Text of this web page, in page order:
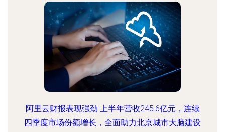
阿里云财报表现强劲 上半年营收245.6亿元，连续
四季度市场份额增长，全面助力北京城市大脑建设